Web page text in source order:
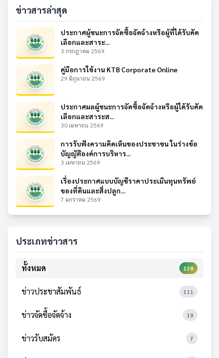
ข่าวสารล่าสุด
ประกาศผู้ชนะการจัดซื้อจัดจ้างหรือผู้ที่ได้รับคัด
เลือกและสาระ...
3 กรกฎาคม 2569
คู่มือการใช้งาน KTB Corporate Online
29 มิถุนายน 2569
ประกาศผลผู้ชนะการจัดซื้อจัดจ้างหรือผู้ได้รับคัด
เลือกและสาระส...
30 เมษายน 2569
การรับฟังความคิดเห็นของประชาชน ในร่างข้อ
บัญญัติองค์การบริหาร...
3 เมษายน 2569
เรื่องประกาศแบบบัญชีราคาประเมินทุนทรัพย์
ของที่ดินและสิ่งปลูก...
7 มกราคม 2569
ประเภทข่าวสาร
ทั้งหมด 138
ข่าวประชาสัมพันธ์ 111
ข่าวจัดซื้อจัดจ้าง 19
ข่าวรับสมัคร 7